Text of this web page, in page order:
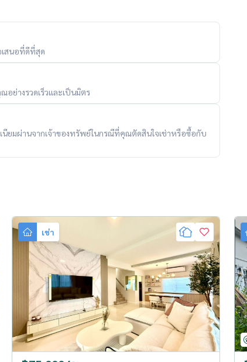
สนอที่ดีที่สุด
ย่างรวดเร็วและเป็นมิตร
นียมผ่านจากเจ้าของทรัพย์ในกรณีที่คุณตัดสินใจเช่าหรือซื้อกับ
เช่า